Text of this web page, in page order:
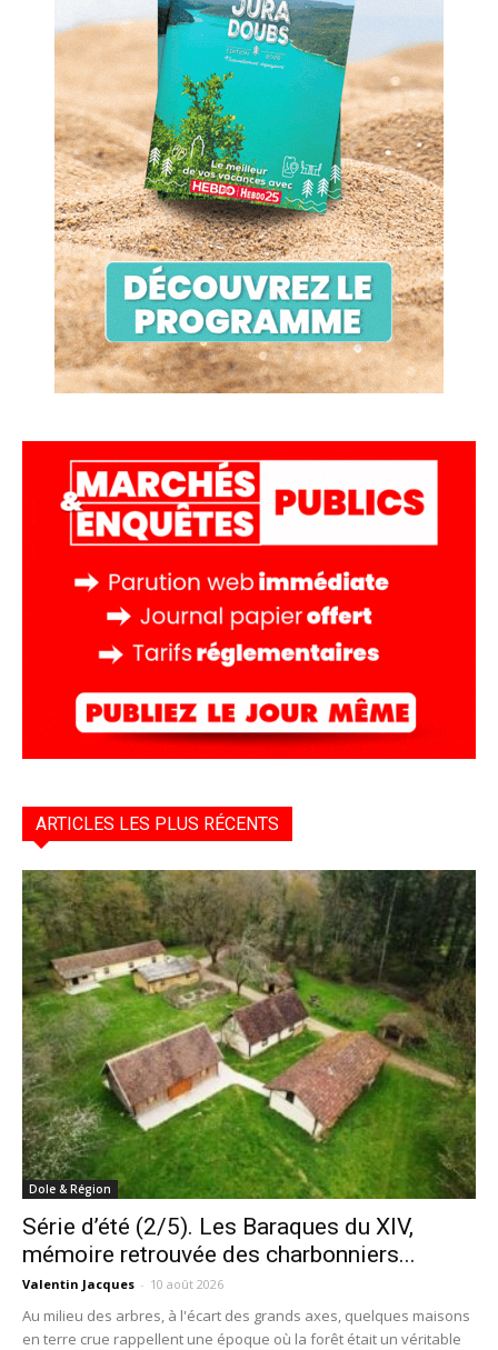
ARTICLES LES PLUS RÉCENTS
Dole & Région
Série d’été (2/5). Les Baraques du XIV,
mémoire retrouvée des charbonniers...
Valentin Jacques - 10 août 2026
Au milieu des arbres, à l'écart des grands axes, quelques maisons
en terre crue rappellent une époque où la forêt était un véritable